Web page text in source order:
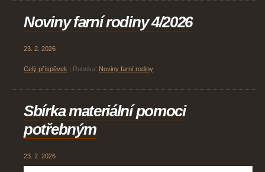
Noviny farní rodiny 4/2026
23. 2. 2026
Celý příspěvek Rubrika: Noviny farní rodiny
Sbírka materiální pomoci
potřebným
23. 2. 2026